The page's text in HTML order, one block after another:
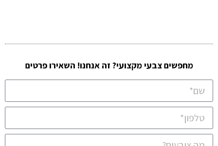
מחפשים צבעי מקצועי? זה אנחנו! השאירו פרטים